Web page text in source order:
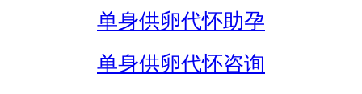
单身供卵代怀助孕
单身供卵代怀咨询